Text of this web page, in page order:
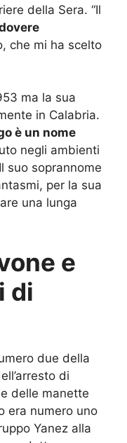
della Sera. “Il
che mi ha scelto
ma la sua
in Calabria.
è un nome
negli ambienti
suo soprannome
per la sua
una lunga
e
di
due della
di
delle manette
era numero uno
Yanez alla